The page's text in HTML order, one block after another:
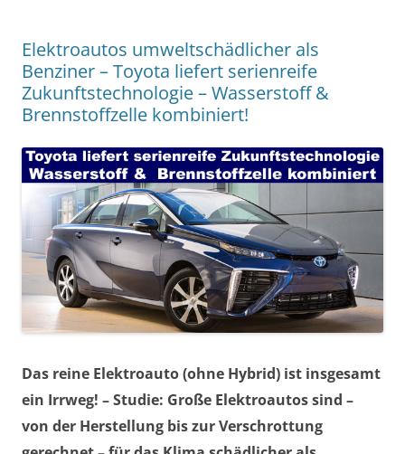
Elektroautos umweltschädlicher als
Benziner – Toyota liefert serienreife
Zukunftstechnologie – Wasserstoff &
Brennstoffzelle kombiniert!
Das reine Elektroauto (ohne Hybrid) ist insgesamt
ein Irrweg! – Studie: Große Elektroautos sind –
von der Herstellung bis zur Verschrottung